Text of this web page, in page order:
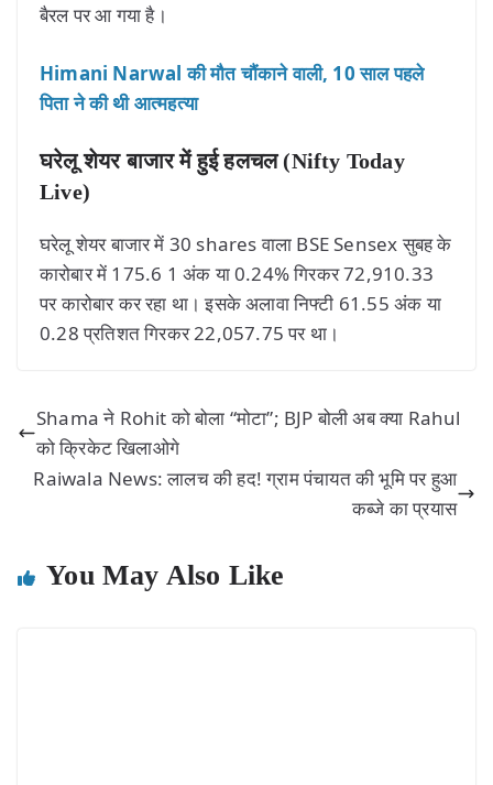
बैरल पर आ गया है।
Himani Narwal की मौत चौंकाने वाली, 10 साल पहले
पिता ने की थी आत्महत्या
घरेलू शेयर बाजार में हुई हलचल (Nifty Today
Live)
घरेलू शेयर बाजार में 30 shares वाला BSE Sensex सुबह के
कारोबार में 175.6 1 अंक या 0.24% गिरकर 72,910.33
पर कारोबार कर रहा था। इसके अलावा निफ्टी 61.55 अंक या
0.28 प्रतिशत गिरकर 22,057.75 पर था।
Shama ने Rohit को बोला “मोटा”; BJP बोली अब क्या Rahul
को क्रिकेट खिलाओगे
Raiwala News: लालच की हद! ग्राम पंचायत की भूमि पर हुआ
कब्जे का प्रयास
You May Also Like